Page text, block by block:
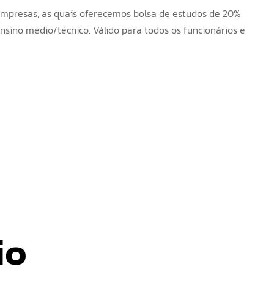
as quais oferecemos bolsa de estudos de 20%
médio/técnico. Válido para todos os funcionários e